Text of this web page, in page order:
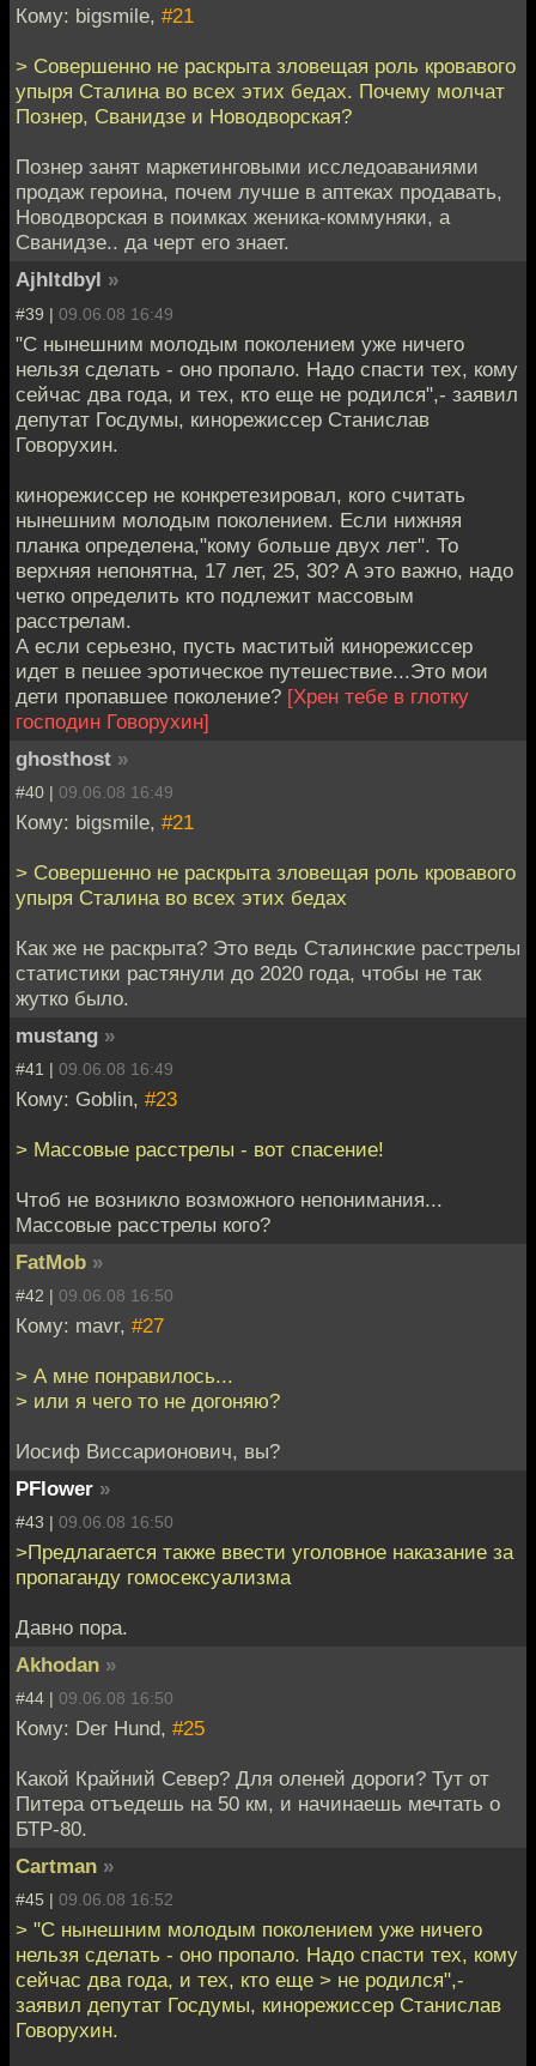
Кому: bigsmile, #21
> Совершенно не раскрыта зловещая роль кровавого
упыря Сталина во всех этих бедах. Почему молчат
Познер, Сванидзе и Новодворская?
Познер занят маркетинговыми исследоаваниями
продаж героина, почем лучше в аптеках продавать,
Новодворская в поимках женика-коммуняки, а
Сванидзе.. да черт его знает.
Ajhltdbyl »
#39 | 09.06.08 16:49
"С нынешним молодым поколением уже ничего
нельзя сделать - оно пропало. Надо спасти тех, кому
сейчас два года, и тех, кто еще не родился",- заявил
депутат Госдумы, кинорежиссер Станислав
Говорухин.
кинорежиссер не конкретезировал, кого считать
нынешним молодым поколением. Если нижняя
планка определена,"кому больше двух лет". То
верхняя непонятна, 17 лет, 25, 30? А это важно, надо
четко определить кто подлежит массовым
расстрелам.
А если серьезно, пусть маститый кинорежиссер
идет в пешее эротическое путешествие...Это мои
дети пропавшее поколение? [Хрен тебе в глотку
господин Говорухин]
ghosthost »
#40 | 09.06.08 16:49
Кому: bigsmile, #21
> Совершенно не раскрыта зловещая роль кровавого
упыря Сталина во всех этих бедах
Как же не раскрыта? Это ведь Сталинские расстрелы
статистики растянули до 2020 года, чтобы не так
жутко было.
mustang »
#41 | 09.06.08 16:49
Кому: Goblin, #23
> Массовые расстрелы - вот спасение!
Чтоб не возникло возможного непонимания...
Массовые расстрелы кого?
FatMob »
#42 | 09.06.08 16:50
Кому: mavr, #27
> А мне понравилось...
> или я чего то не догоняю?
Иосиф Виссарионович, вы?
PFlower »
#43 | 09.06.08 16:50
>Предлагается также ввести уголовное наказание за
пропаганду гомосексуализма
Давно пора.
Akhodan »
#44 | 09.06.08 16:50
Кому: Der Hund, #25
Какой Крайний Север? Для оленей дороги? Тут от
Питера отъедешь на 50 км, и начинаешь мечтать о
БТР-80.
Cartman »
#45 | 09.06.08 16:52
> "С нынешним молодым поколением уже ничего
нельзя сделать - оно пропало. Надо спасти тех, кому
сейчас два года, и тех, кто еще > не родился",-
заявил депутат Госдумы, кинорежиссер Станислав
Говорухин.